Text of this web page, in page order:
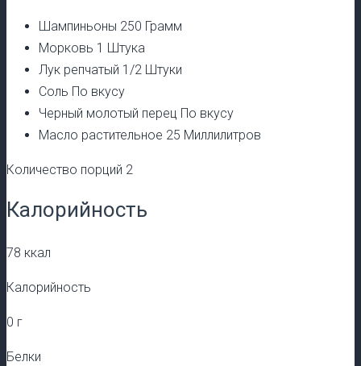
Шампиньоны 250 Грамм
Морковь 1 Штука
Лук репчатый 1/2 Штуки
Соль По вкусу
Черный молотый перец По вкусу
Масло растительное 25 Миллилитров
Количество порций 2
Калорийность
78 ккал
Калорийность
0 г
Белки